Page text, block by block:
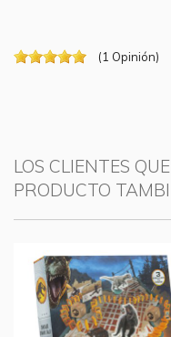
(1 Opinión)
LOS CLIENTES
PRODUCTO